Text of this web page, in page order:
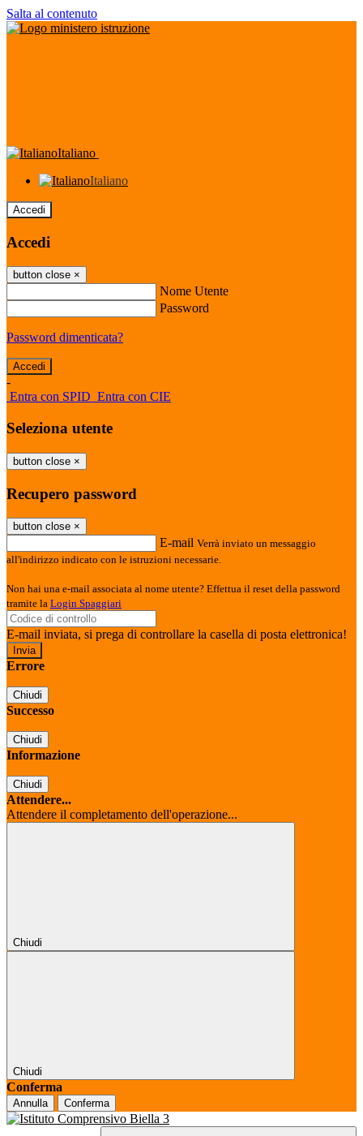
Salta al contenuto
Italiano
Italiano
Accedi
Accedi
button close ×
Nome Utente
Password
Password dimenticata?
-
Entra con SPID Entra con CIE
Seleziona utente
button close ×
Recupero password
button close ×
E-mail Verrà inviato un messaggio
all'indirizzo indicato con le istruzioni necessarie.
Non hai una e-mail associata al nome utente? Effettua il reset della password
tramite la Login Spaggiari
E-mail inviata, si prega di controllare la casella di posta elettronica!
Errore
Chiudi
Successo
Chiudi
Informazione
Chiudi
Attendere...
Attendere il completamento dell'operazione...
Chiudi
Chiudi
Conferma
Annulla Conferma